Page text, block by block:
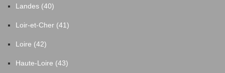
Landes (40)
Loir-et-Cher (41)
Loire (42)
Haute-Loire (43)